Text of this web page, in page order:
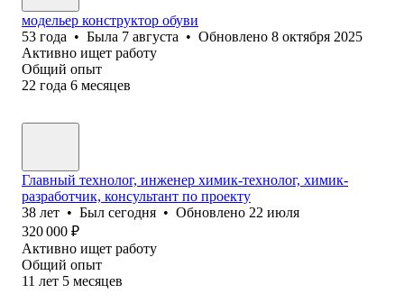
модельер конструктор обуви
53 года • Была 7 августа • Обновлено 8 октября 2025
Активно ищет работу
Общий опыт
22 года 6 месяцев
Главный технолог, инженер химик-технолог, химик-
разработчик, консультант по проекту
38 лет • Был сегодня • Обновлено 22 июля
320 000 ₽
Активно ищет работу
Общий опыт
11 лет 5 месяцев